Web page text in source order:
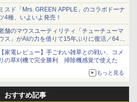
円から受付
スド「Mrs. GREEN APPLE」のコラボドーナ
4種、いよいよ発売！
舗のマウスユーティリティ「チューチューマ
ス」がAIの力を借りて15年ぶりに復活／64bit
、Windows 10/11、「Chrome」も走り回
。復活記念で2026年末まで500円
家電レビュー】手ごわい雑草との戦い、コメ
の草刈機で完全勝利 掃除機感覚で使えた
もっと見る
おすすめ記事